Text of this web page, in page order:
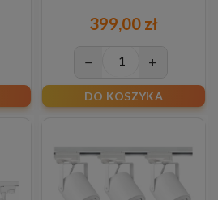
399,00 zł
− +
DO KOSZYKA